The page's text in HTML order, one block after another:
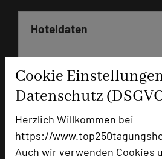
Cookie
Datenschutz
Herzlich Willkommen bei
https://
Auch wir verwenden Cookies
Hoteldaten
U-Form
Parlamentarisch
Tagungsräume
Zimmer